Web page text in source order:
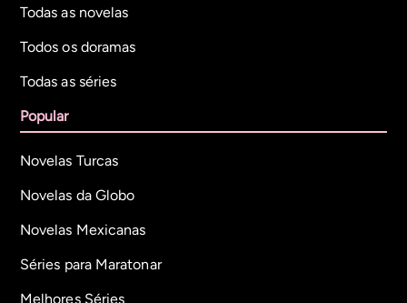
Todas as novelas
Todos os doramas
Todas as séries
Popular
Novelas Turcas
Novelas da Globo
Novelas Mexicanas
Séries para Maratonar
Melhores Séries